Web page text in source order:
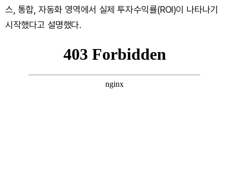
스, 통합, 자동화 영역에서 실제 투자수익률(ROI)이 나타나기
시작했다고 설명했다.